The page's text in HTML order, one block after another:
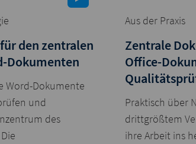
den zentralen
Dokumenten
Word-Dokumente
und
des
Aus der Praxis
Zentrale
Office-
Praktisch über
drittgrößtem
ihre Arbeit ins